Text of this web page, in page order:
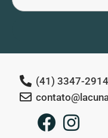
(41) 3347-2914